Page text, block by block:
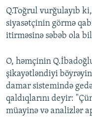
Q.Toğrul vurğulayıb
siyasətçinin görmə
itirməsinə səbəb ola
O, həmçinin
şikayətləndiyi
damar sistemində
qaldıqlarını deyir:
müayinə və analizlər